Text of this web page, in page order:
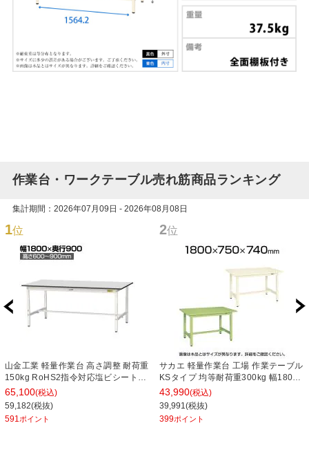
作業台・ワークテーブル売れ筋商品ランキング
集計期間：2026年07月09日 - 2026年08月08日
1位
山金工業 軽量作業台 高さ調整 耐荷重
150kg RoHS2指令対応塩ビシート天
板 ワークテーブル 150シリーズ 幅
1800×奥行900×高さ600～900mm
SURA-1890-GYW
65,100(税込)
59,182(税抜)
591 ポイント
2位
サカエ 軽量作業台 工場 作業テーブル
KSタイプ 均等耐荷重300kg 幅1800×
奥行750×高さ740mm KS-187S
43,990(税込)
39,991(税抜)
399ポイント